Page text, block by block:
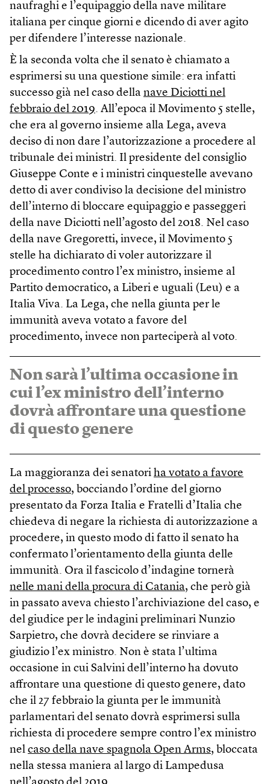
naufraghi e l’equipaggio della nave militare
italiana per cinque giorni e dicendo di aver agito
per difendere l’interesse nazionale.
È la seconda volta che il senato è chiamato a
esprimersi su una questione simile: era infatti
successo già nel caso della nave Diciotti nel
febbraio del 2019. All’epoca il Movimento 5 stelle,
che era al governo insieme alla Lega, aveva
deciso di non dare l’autorizzazione a procedere al
tribunale dei ministri. Il presidente del consiglio
Giuseppe Conte e i ministri cinquestelle avevano
detto di aver condiviso la decisione del ministro
dell’interno di bloccare equipaggio e passeggeri
della nave Diciotti nell’agosto del 2018. Nel caso
della nave Gregoretti, invece, il Movimento 5
stelle ha dichiarato di voler autorizzare il
procedimento contro l’ex ministro, insieme al
Partito democratico, a Liberi e uguali (Leu) e a
Italia Viva. La Lega, che nella giunta per le
immunità aveva votato a favore del
procedimento, invece non parteciperà al voto.
Non sarà l’ultima occasione in
cui l’ex ministro dell’interno
dovrà affrontare una questione
di questo genere
La maggioranza dei senatori ha votato a favore
del processo, bocciando l’ordine del giorno
presentato da Forza Italia e Fratelli d’Italia che
chiedeva di negare la richiesta di autorizzazione a
procedere, in questo modo di fatto il senato ha
confermato l’orientamento della giunta delle
immunità. Ora il fascicolo d’indagine tornerà
nelle mani della procura di Catania, che però già
in passato aveva chiesto l’archiviazione del caso, e
del giudice per le indagini preliminari Nunzio
Sarpietro, che dovrà decidere se rinviare a
giudizio l’ex ministro. Non è stata l’ultima
occasione in cui Salvini dell’interno ha dovuto
affrontare una questione di questo genere, dato
che il 27 febbraio la giunta per le immunità
parlamentari del senato dovrà esprimersi sulla
richiesta di procedere sempre contro l’ex ministro
nel caso della nave spagnola Open Arms, bloccata
nella stessa maniera al largo di Lampedusa